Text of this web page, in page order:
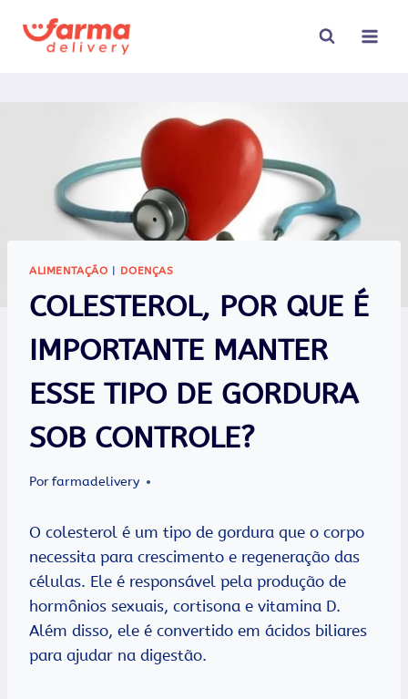
para
ALIMENTAÇÃO DOENÇAS
COLESTEROL, POR QUE É
IMPORTANTE MANTER
ESSE TIPO DE GORDURA
SOB CONTROLE?
Porfarmadelivery
O colesterol é um tipo de gordura que o corpo
necessita para crescimento e regeneração das
células. Ele é responsável pela produção de
hormônios sexuais, cortisona e vitamina D.
Além disso, ele é convertido em ácidos biliares
para ajudar na digestão.